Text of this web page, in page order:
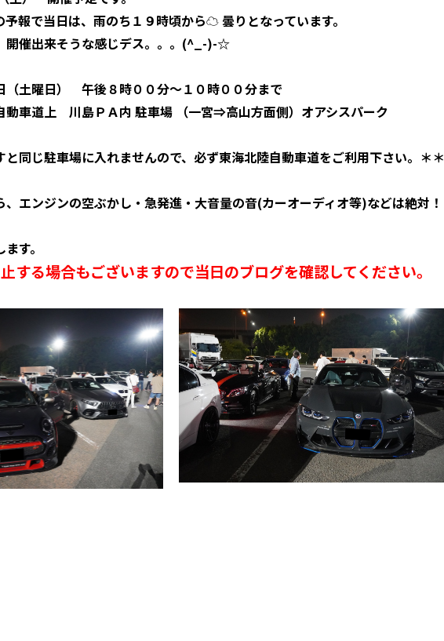
報で当日は、雨のち１９時頃から☁ 曇りとなっています。
開催出来そうな感じデス。。。(^_-)-☆
（土曜日） 午後８時００分～１０時００分まで
車道上 川島ＰＡ内 駐車場 （一宮⇒高山方面側）オアシスパーク
と同じ駐車場に入れませんので、必ず東海北陸自動車道をご利用下さい。＊＊
、エンジンの空ぶかし・急発進・大音量の音(カーオーディオ等)などは絶対！
す。
する場合もございますので当日のブログを確認してください。